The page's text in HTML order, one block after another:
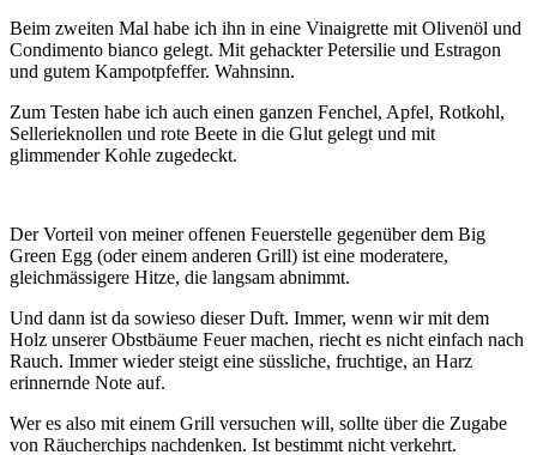
Beim zweiten Mal habe ich ihn in eine Vinaigrette mit Olivenöl und
Condimento bianco gelegt. Mit gehackter Petersilie und Estragon
und gutem Kampotpfeffer. Wahnsinn.
Zum Testen habe ich auch einen ganzen Fenchel, Apfel, Rotkohl,
Sellerieknollen und rote Beete in die Glut gelegt und mit
glimmender Kohle zugedeckt.
Der Vorteil von meiner offenen Feuerstelle gegenüber dem Big
Green Egg (oder einem anderen Grill) ist eine moderatere,
gleichmässigere Hitze, die langsam abnimmt.
Und dann ist da sowieso dieser Duft. Immer, wenn wir mit dem
Holz unserer Obstbäume Feuer machen, riecht es nicht einfach nach
Rauch. Immer wieder steigt eine süssliche, fruchtige, an Harz
erinnernde Note auf.
Wer es also mit einem Grill versuchen will, sollte über die Zugabe
von Räucherchips nachdenken. Ist bestimmt nicht verkehrt.